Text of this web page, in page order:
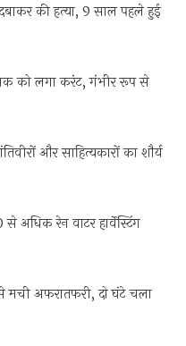
दबाकर की हत्या, 9 साल पहले हुई
को लगा करंट, गंभीर रूप से
और साहित्यकारों का शौर्य
अधिक रेन वाटर हार्वेस्टिंग
अफरातफरी, दो घंटे चला